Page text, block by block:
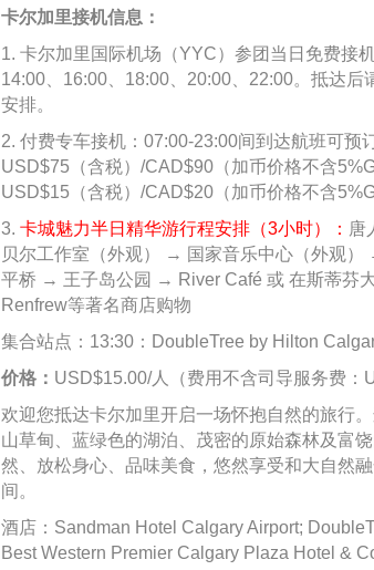
卡尔加里接机信息：
1. 卡尔加里国际机场（YYC）参团当日免费接
14:00、16:00、18:00、20:00、22:00。抵达后
安排。
2. 付费专车接机：07:00-23:00间到达航班可预
USD$75（含税）/CAD$90（加币价格不含
USD$15（含税）/CAD$20（加币价格不含
3. 卡城魅力半日精华游行程安排（3小时）： 唐
贝尔工作室（外观） → 国家音乐中心（外观
平桥 → 王子岛公园 → River Café 或 在斯蒂芬
Renfrew等著名商店购物
集合站点：13:30：DoubleTree by Hilton
价格： USD$15.00/人（费用不含司导服务费：
欢迎您抵达卡尔加里开启一场怀抱自然的旅行
山草甸、蓝绿色的湖泊、茂密的原始森林及富
然、放松身心、品味美食，悠然享受和大自然
间。
酒店：Sandman Hotel Calgary Airport;
Best Western Premier Calgary Plaza Hotel &